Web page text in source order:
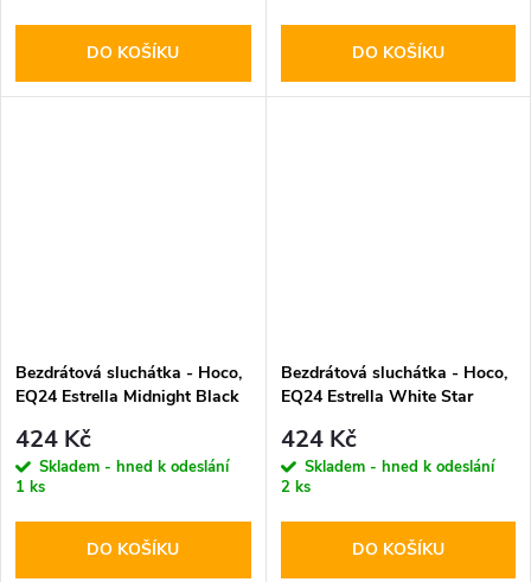
DO KOŠÍKU DO KOŠÍKU
Bezdrátová sluchátka - Hoco,
EQ24 Estrella Midnight Black
424 Kč
Skladem - hned k odeslání
1 ks
DO KOŠÍKU
Bezdrátová sluchátka - Hoco,
EQ24 Estrella White Star
424 Kč
Skladem - hned k odeslání
2 ks
DO KOŠÍKU